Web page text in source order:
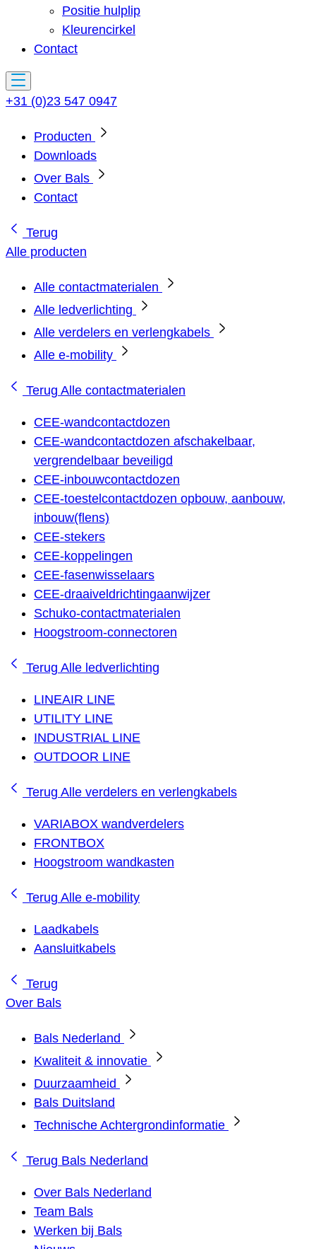
Positie hulplip
Kleurencirkel
Contact
+31 (0)23 547 0947
Producten
Downloads
Over Bals
Contact
Terug
Alle producten
Alle contactmaterialen
Alle ledverlichting
Alle verdelers en verlengkabels
Alle e-mobility
Terug Alle contactmaterialen
CEE-wandcontactdozen
CEE-wandcontactdozen afschakelbaar,
vergrendelbaar beveiligd
CEE-inbouwcontactdozen
CEE-toestelcontactdozen opbouw, aanbouw,
inbouw(flens)
CEE-stekers
CEE-koppelingen
CEE-fasenwisselaars
CEE-draaiveldrichtingaanwijzer
Schuko-contactmaterialen
Hoogstroom-connectoren
Terug Alle ledverlichting
LINEAIR LINE
UTILITY LINE
INDUSTRIAL LINE
OUTDOOR LINE
Terug Alle verdelers en verlengkabels
VARIABOX wandverdelers
FRONTBOX
Hoogstroom wandkasten
Terug Alle e-mobility
Laadkabels
Aansluitkabels
Terug
Over Bals
Bals Nederland
Kwaliteit & innovatie
Duurzaamheid
Bals Duitsland
Technische Achtergrondinformatie
Terug Bals Nederland
Over Bals Nederland
Team Bals
Werken bij Bals